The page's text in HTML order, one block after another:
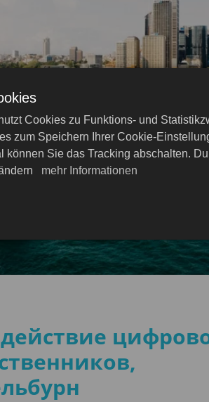
Cookies zu Funktions- und
zum Speichern Ihrer Cookie-
können Sie das Tracking abschalten.
mehr Informationen